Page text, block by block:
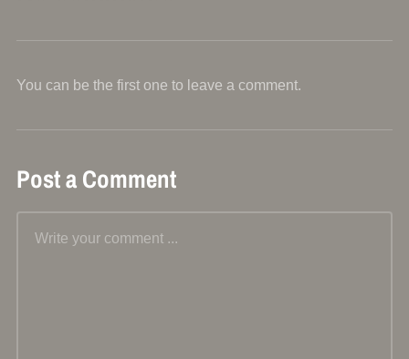
You can be the first one to leave a comment.
Post a Comment